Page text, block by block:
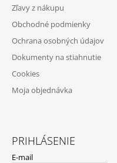
Zľavy z nákupu
Obchodné podmienky
Ochrana osobných údajov
Dokumenty na stiahnutie
Cookies
Moja objednávka
PRIHLÁSENIE
E-mail